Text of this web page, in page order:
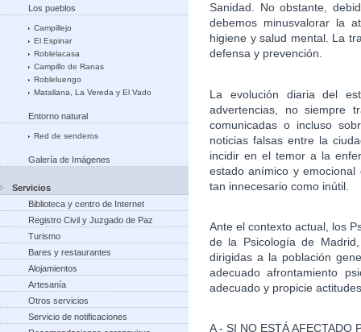
Los pueblos
Campillejo
El Espinar
Roblelacasa
Campillo de Ranas
Robleluengo
Matallana, La Vereda y El Vado
Entorno natural
Red de senderos
Galería de Imágenes
Servicios
Biblioteca y centro de Internet
Registro Civil y Juzgado de Paz
Turismo
Bares y restaurantes
Alojamientos
Artesanía
Otros servicios
Servicio de notificaciones
Sanidad. No obstante,
debemos minusvalorar la
higiene y salud mental. La
defensa y prevención.
La evolución diaria del
advertencias, no siempre
comunicadas o incluso
noticias falsas entre la
incidir en el temor a la
estado anímico y
tan innecesario como inútil.
Ante el contexto actual, los
de la Psicología de
dirigidas a la población
adecuado afrontamiento
adecuado y propicie
A - SI NO ESTÁ AFECTADO